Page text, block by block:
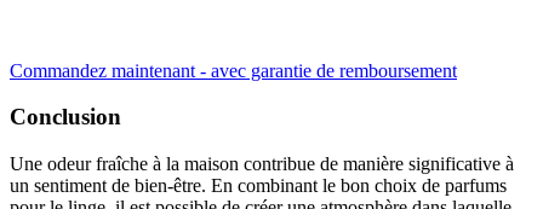
Commandez maintenant - avec garantie de remboursement
Conclusion
Une odeur fraîche à la maison contribue de manière significative à
un sentiment de bien-être. En combinant le bon choix de parfums